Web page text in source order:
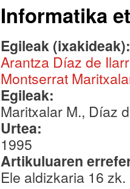
Informatika
Egileak
Arantza Díaz de
Montserrat
Egileak:
Maritxalar M., Díaz
Urtea:
1995
Artikuluaren
Ele aldizkaria 16